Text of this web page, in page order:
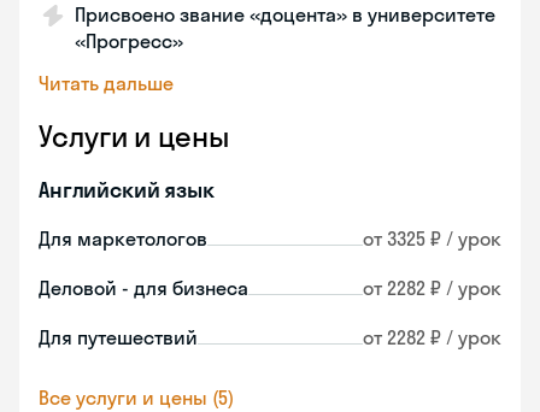
Присвоено звание «доцента» в университете
«Прогресс»
Читать дальше
Услуги и цены
Английский язык
Для маркетологов от 3325 ₽ / урок
Деловой - для бизнеса от 2282 ₽ / урок
Для путешествий от 2282 ₽ / урок
Все услуги и цены (5)